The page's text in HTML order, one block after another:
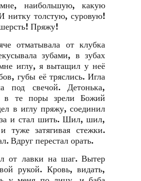
наибольшую, какую
нитку толстую, суровую!
Пряжу!
отматывала от клубка
зубами, в зубах
иглу, я вытащил у неё
губы её тряслись. Игла
под свечой. Детонька,
в те поры зрели Божий
в иглу пряжу, соединил
и стал шить. Шил, шил,
туже затягивая стежки.
Вдруг перестал орать.
от лавки на шаг. Вытер
рукой. Кровь, видать,